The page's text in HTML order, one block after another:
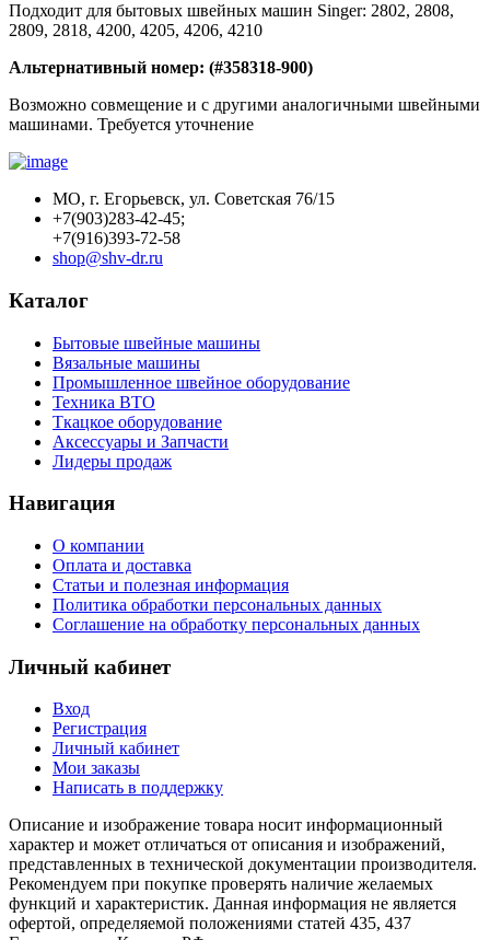
Подходит для бытовых швейных машин Singer: 2802, 2808,
2809, 2818, 4200, 4205, 4206, 4210
Альтернативный номер: (#358318-900)
Возможно совмещение и с другими аналогичными швейными
машинами. Требуется уточнение
МО, г. Егорьевск, ул. Советская 76/15
+7(903)283-42-45;
+7(916)393-72-58
shop@shv-dr.ru
Каталог
Бытовые швейные машины
Вязальные машины
Промышленное швейное оборудование
Техника ВТО
Ткацкое оборудование
Аксессуары и Запчасти
Лидеры продаж
Навигация
О компании
Оплата и доставка
Статьи и полезная информация
Политика обработки персональных данных
Соглашение на обработку персональных данных
Личный кабинет
Вход
Регистрация
Личный кабинет
Мои заказы
Написать в поддержку
Описание и изображение товара носит информационный
характер и может отличаться от описания и изображений,
представленных в технической документации производителя.
Рекомендуем при покупке проверять наличие желаемых
функций и характеристик. Данная информация не является
офертой, определяемой положениями статей 435, 437